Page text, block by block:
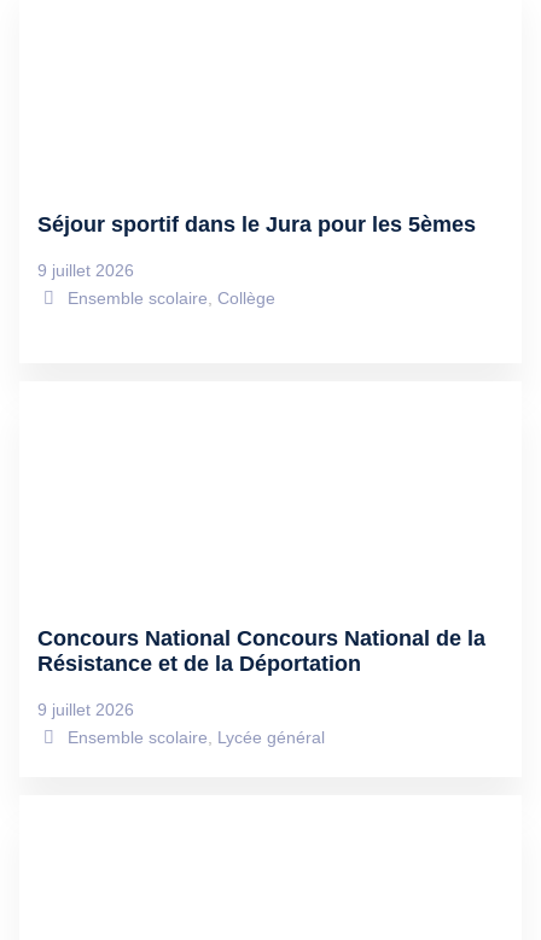
Séjour sportif dans le Jura pour les 5èmes
9 juillet 2026
Ensemble scolaire Collège
Concours National Concours National de la
Résistance et de la Déportation
9 juillet 2026
Ensemble scolaire
Lycée général